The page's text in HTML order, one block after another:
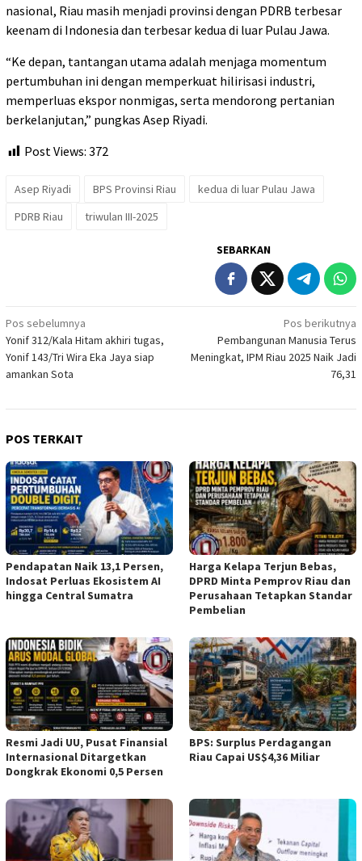
nasional, Riau masih menjadi provinsi dengan PDRB terbesar
keenam di Indonesia dan terbesar kedua di luar Pulau Jawa.
“Ke depan, tantangan utama adalah menjaga momentum
pertumbuhan ini dengan memperkuat hilirisasi industri,
memperluas ekspor nonmigas, serta mendorong pertanian
berkelanjutan,” pungkas Asep Riyadi.
Post Views: 372
Asep Riyadi BPS Provinsi Riau
kedua di luar Pulau Jawa
PDRB Riau
triwulan III-2025
SEBARKAN
Navigasi
pos
Pos sebelumnya
Yonif 312/Kala Hitam akhiri tugas,
Yonif 143/Tri Wira Eka Jaya siap
amankan Sota
Pos berikutnya
Pembangunan Manusia Terus
Meningkat, IPM Riau 2025 Naik Jadi
76,31
POS TERKAIT
Pendapatan Naik 13,1 Persen,
Indosat Perluas Ekosistem AI
hingga Central Sumatra
Harga Kelapa Terjun Bebas,
DPRD Minta Pemprov Riau dan
Perusahaan Tetapkan Standar
Pembelian
Resmi Jadi UU, Pusat Finansial
Internasional Ditargetkan
Dongkrak Ekonomi 0,5 Persen
BPS: Surplus Perdagangan
Riau Capai US$4,36 Miliar